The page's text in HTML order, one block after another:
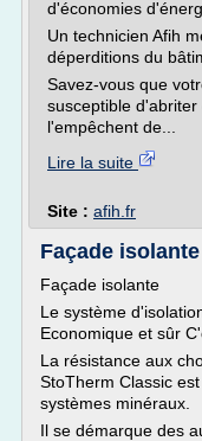
d'économies
Un technicien Afih
déperditions du
Savez-vous que
susceptible
l'empêchent de...
Lire la suite
Site : afih.fr
Façade
Façade isolante
Le système
Economique et sûr
La résistance aux
StoTherm Classic
systèmes minéraux.
Il se démarque des